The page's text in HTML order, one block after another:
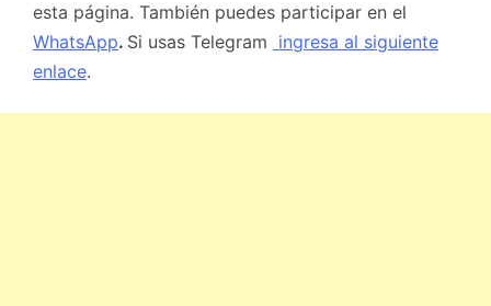
esta página. También puedes participar en el
WhatsApp. Si usas Telegram ingresa al siguiente
enlace.